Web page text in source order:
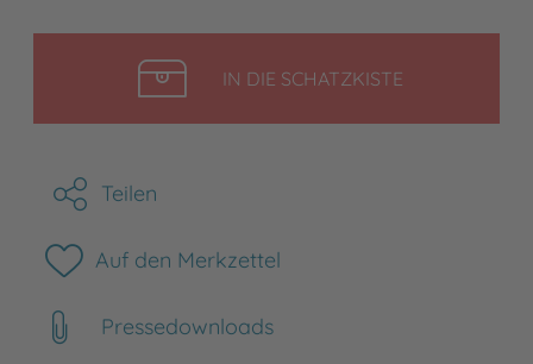
IN DIE SCHATZKISTELEGEN
Teilen
Auf den Merkzettel
Pressedownloads